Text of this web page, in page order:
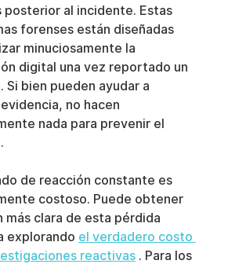
posterior al incidente. Estas
forenses están diseñadas
minuciosamente la
digital una vez reportado un
Si bien pueden ayudar a
no hacen
nada para prevenir el
de reacción constante es
costoso. Puede obtener
más clara de esta pérdida
explorando el verdadero costo
reactivas . Para los